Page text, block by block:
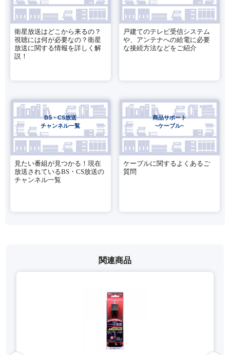
衛星放送はどこから来るの？
視聴には何が必要なの？衛星
放送に関する情報を詳しく解
説！
戸建てのテレビ受信システム
や、アンテナへの給電に必要
な接続方法などをご紹介
BS・CS放送
チャンネル一覧
見たい番組が見つかる！現在
放送されているBS・CS放送の
チャンネル一覧
商品サポート
~ケーブル~
ケーブルに関するよくあるご
質問
関連商品